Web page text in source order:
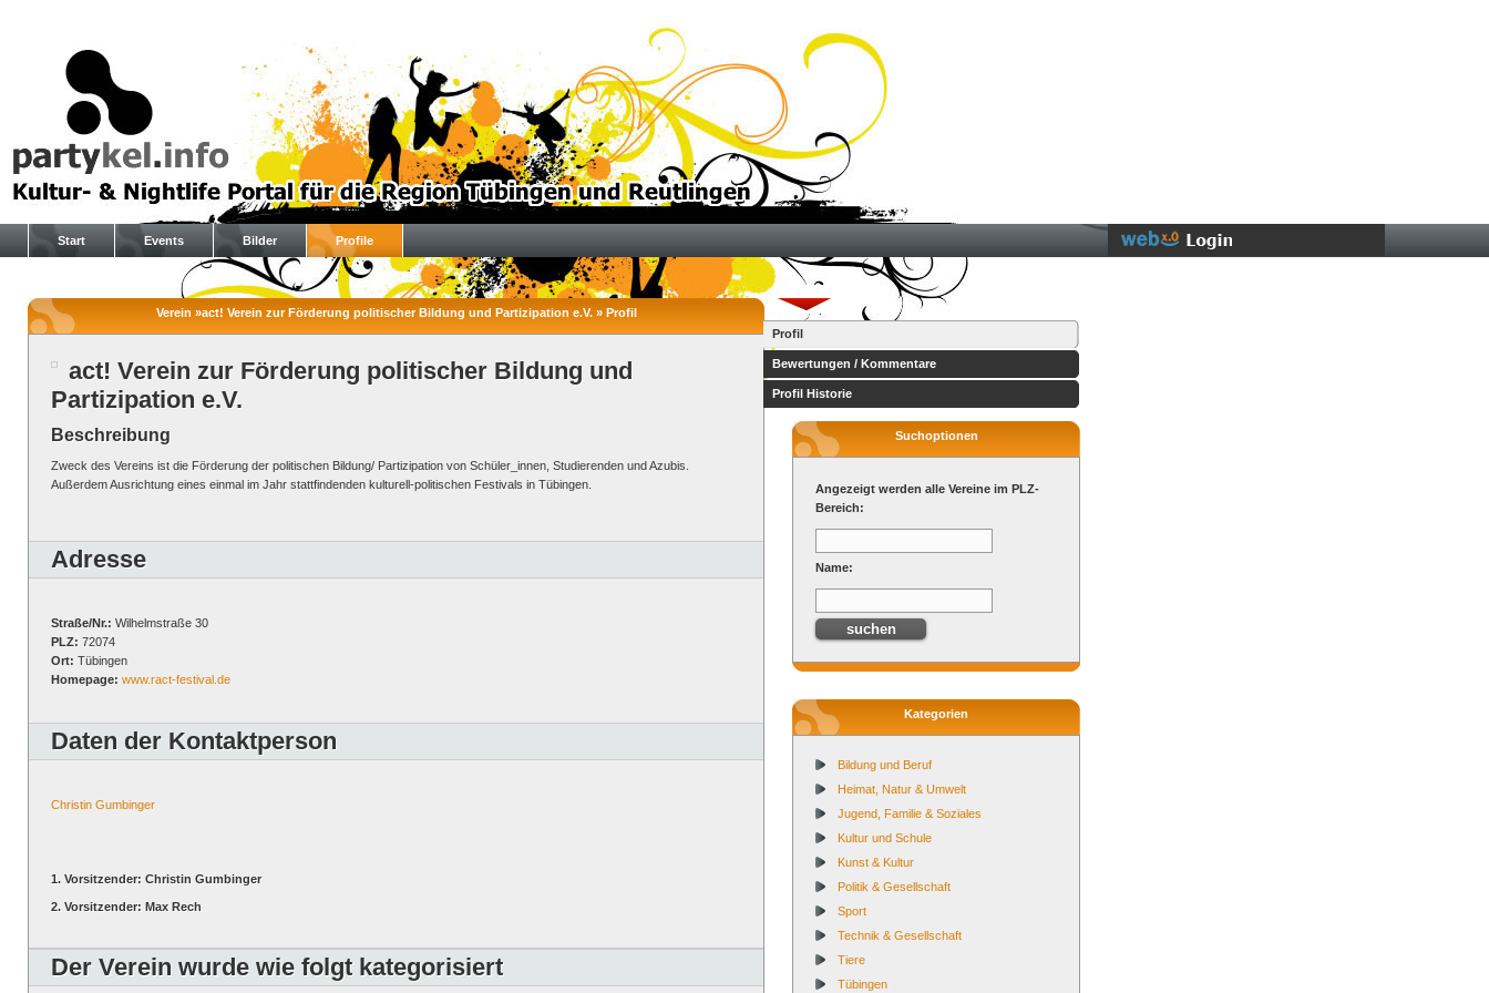
Start Events Bilder Profile
Verein »act! Verein zur Förderung politischer Bildung und Partizipation e.V. » Profil
act! Verein zur Förderung politischer Bildung und
Partizipation e.V.
Beschreibung
Zweck des Vereins ist die Förderung der politischen Bildung/ Partizipation von Schüler_innen, Studierenden und Azubis.
Außerdem Ausrichtung eines einmal im Jahr stattfindenden kulturell-politischen Festivals in Tübingen.
Adresse
Straße/Nr.: Wilhelmstraße 30
PLZ: 72074
Ort: Tübingen
Homepage: www.ract-festival.de
Daten der Kontaktperson
Christin Gumbinger
1. Vorsitzender: Christin Gumbinger
2. Vorsitzender: Max Rech
Der Verein wurde wie folgt kategorisiert
Profil
Bewertungen / Kommentare
Profil Historie
Suchoptionen
Angezeigt werden alle Vereine im PLZ-
Bereich:
Name:
Kategorien
Bildung und Beruf
Heimat, Natur & Umwelt
Jugend, Familie & Soziales
Kultur und Schule
Kunst & Kultur
Politik & Gesellschaft
Sport
Technik & Gesellschaft
Tiere
Tübingen